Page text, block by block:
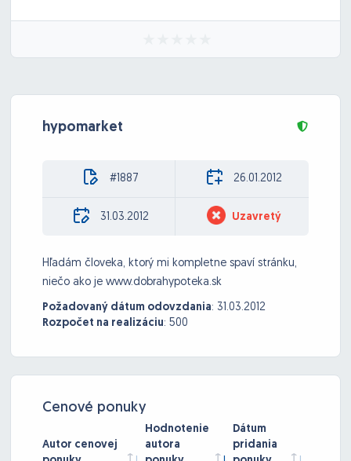
hypomarket
#1887 26.01.2012
31.03.2012 Uzavretý
Hľadám človeka, ktorý mi kompletne spaví stránku,
niečo ako je www.dobrahypoteka.sk
Požadovaný dátum odovzdania: 31.03.2012
Rozpočet na realizáciu: 500
Cenové ponuky
Autor cenovej
Hodnotenie
autora
Dátum
pridania